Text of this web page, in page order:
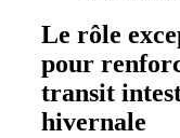
Le rôle
pour
transit
hivernale